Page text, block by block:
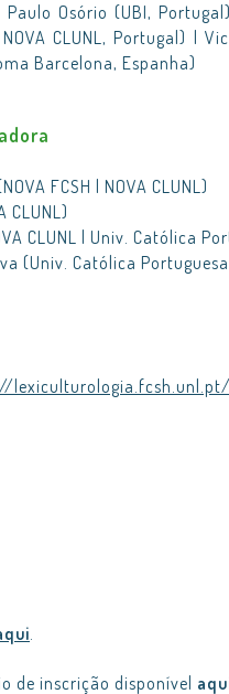
Osório (UBI,
NOVA CLUNL, Portugal) |
Barcelona, Espanha)
FCSH | NOVA CLUNL)
CLUNL)
CLUNL | Univ. Católica
(Univ. Católica
.
de inscrição disponível